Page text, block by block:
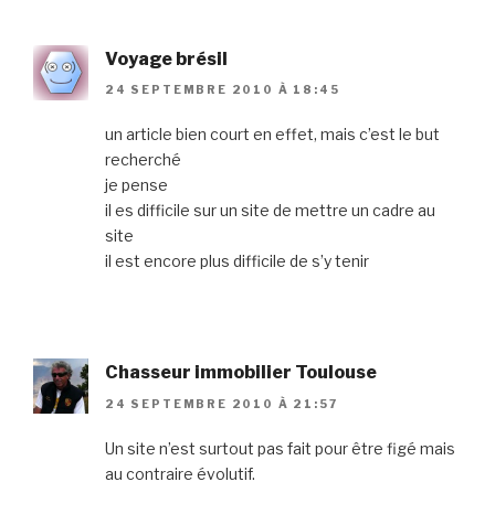
Voyage brésil
24 SEPTEMBRE 2010 À 18:45
un article bien court en effet, mais c’est le but
recherché
je pense
il es difficile sur un site de mettre un cadre au
site
il est encore plus difficile de s’y tenir
Chasseur immobilier Toulouse
24 SEPTEMBRE 2010 À 21:57
Un site n’est surtout pas fait pour être figé mais
au contraire évolutif.